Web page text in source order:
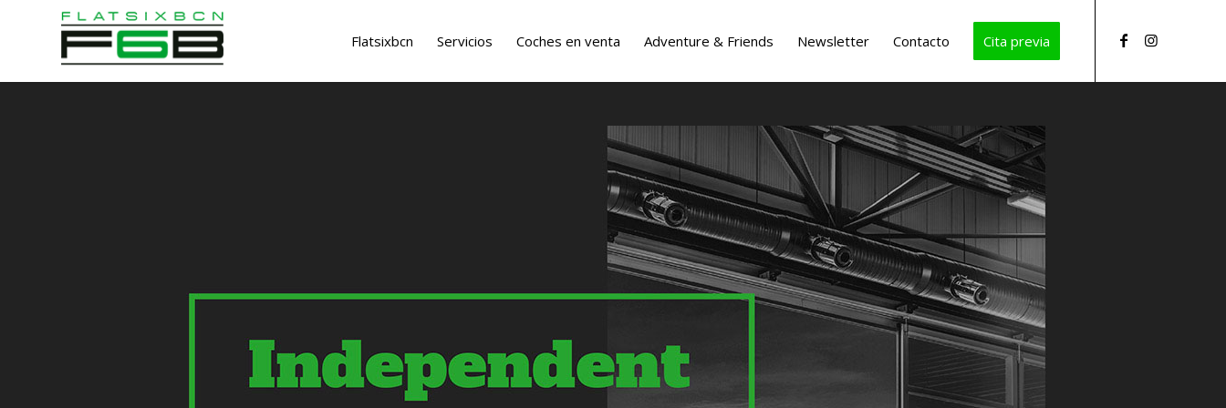
Flatsixbcn Servicios Coches en venta Adventure & Friends Newsletter Contacto Cita previa